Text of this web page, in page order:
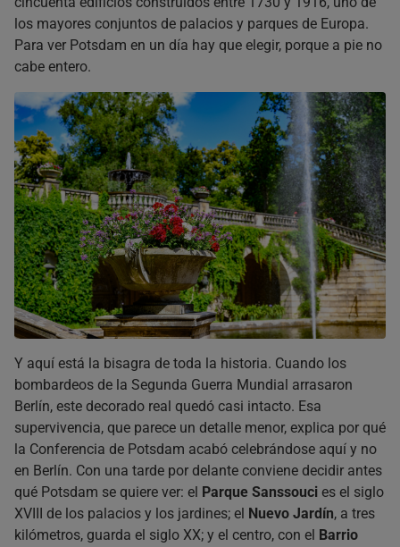
los mayores conjuntos de palacios y parques de Europa.
Para ver Potsdam en un día hay que elegir, porque a pie no
cabe entero.
Y aquí está la bisagra de toda la historia. Cuando los
bombardeos de la Segunda Guerra Mundial arrasaron
Berlín, este decorado real quedó casi intacto. Esa
supervivencia, que parece un detalle menor, explica por qué
la Conferencia de Potsdam acabó celebrándose aquí y no
en Berlín. Con una tarde por delante conviene decidir antes
qué Potsdam se quiere ver: el Parque Sanssouci es el siglo
XVIII de los palacios y los jardines; el Nuevo Jardín, a tres
kilómetros, guarda el siglo XX; y el centro, con el Barrio